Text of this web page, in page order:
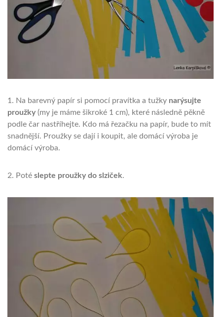
1. Na barevný papír si pomocí pravítka a tužky narýsujte
proužky(my je máme šikroké 1 cm), které následně pěkně
podle čar nastříhejte. Kdo má řezačku na papír, bude to mít
snadnější. Proužky se dají i koupit, ale domácí výroba je
domácí výroba.
2. Poté slepte proužky do slziček.